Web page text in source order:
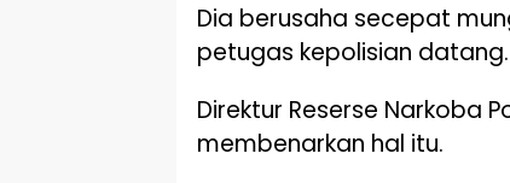
Dia berusaha secepat
petugas kepolisian datang.
Direktur Reserse Narkoba
membenarkan hal itu.